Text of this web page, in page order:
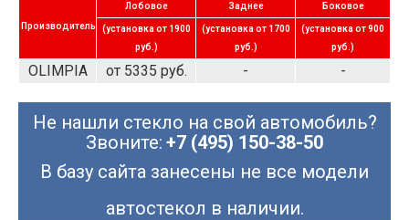
Производитель
Лобовое Заднее Боковое
(установка от 1900
руб.)
(установка от 1700
руб.)
(установка от 900
руб.)
OLIMPIA от 5335 руб. - -
Не нашли стекло на свой автомобиль?
Звоните: +7 (495) 150-38-50
В базу сайта занесены не все модели
автостекол в наличии.